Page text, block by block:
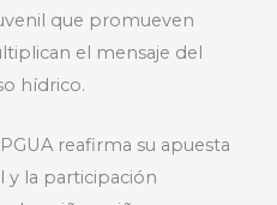
que promueven
el mensaje del
hídrico.
reafirma su apuesta
y la participación